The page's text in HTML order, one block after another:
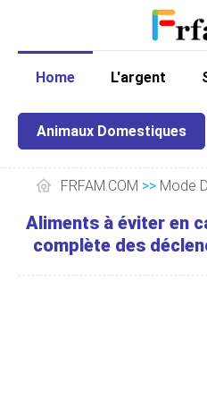
Home L'argent
Animaux Domestiques
FRFAM.COM >> Mode
Aliments à éviter en
complète des